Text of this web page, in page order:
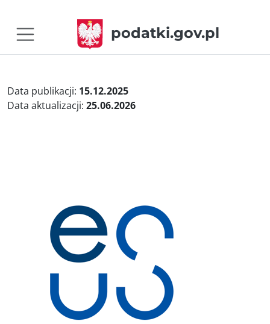
podatki.gov.pl
Data publikacji: 15.12.2025
Data aktualizacji: 25.06.2026